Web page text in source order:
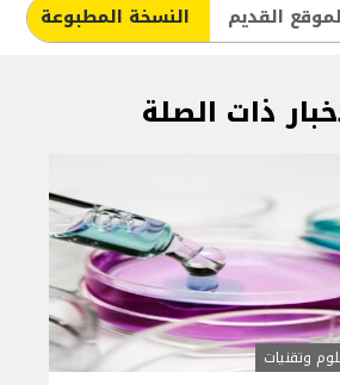
القديم ​النسخة المطبوعة
ذات الصلة
وتقنيات